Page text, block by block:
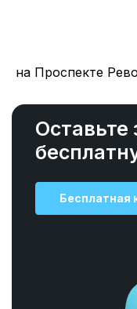
на Проспекте
Оставьте
Бесплатная